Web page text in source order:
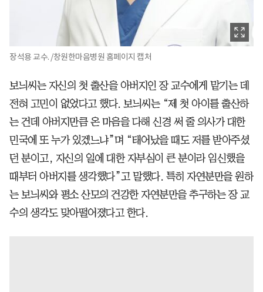
장석용 교수. /창원한마음병원 홈페이지 캡처
보늬씨는 자신의 첫 출산을 아버지인 장 교수에게 맡기는 데
전혀 고민이 없었다고 했다. 보늬씨는 “제 첫 아이를 출산하
는 건데 아버지만큼 온 마음을 다해 신경 써 줄 의사가 대한
민국에 또 누가 있겠느냐”며 “태어났을 때도 저를 받아주셨
던 분이고, 자신의 일에 대한 자부심이 큰 분이라 임신했을
때부터 아버지를 생각했다”고 말했다. 특히 자연분만을 원하
는 보늬씨와 평소 산모의 건강한 자연분만을 추구하는 장 교
수의 생각도 맞아떨어졌다고 한다.